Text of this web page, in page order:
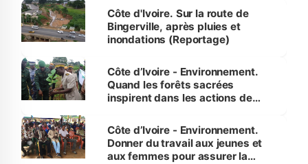
(Alassane Ouattara
Côte d'Ivoire. Sur la route de
Bingerville, après pluies et
inondations (Reportage)
Côte d’Ivoire - Environnement.
Quand les forêts sacrées
inspirent dans les actions de
Côte d’Ivoire - Environnement.
Donner du travail aux jeunes et
aux femmes pour assurer la